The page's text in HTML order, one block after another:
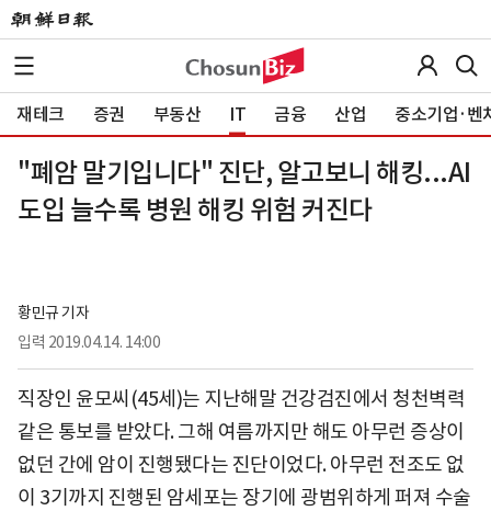
재테크 증권 부동산 IT 금융 산업 중소기업·벤
"폐암 말기입니다" 진단, 알고보니 해킹...AI
도입 늘수록 병원 해킹 위험 커진다
황민규 기자
입력 2019.04.14. 14:00
직장인 윤모씨(45세)는 지난해말 건강검진에서 청천벽력
같은 통보를 받았다. 그해 여름까지만 해도 아무런 증상이
없던 간에 암이 진행됐다는 진단이었다. 아무런 전조도 없
이 3기까지 진행된 암세포는 장기에 광범위하게 퍼져 수술